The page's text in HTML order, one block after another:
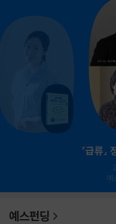
『급류
예
예스펀딩